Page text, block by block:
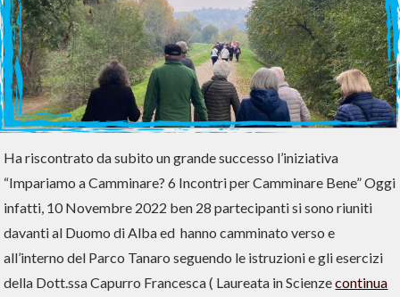
Ha riscontrato da subito un grande successo l’iniziativa
“Impariamo a Camminare? 6 Incontri per Camminare Bene” Oggi
infatti, 10 Novembre 2022 ben 28 partecipanti si sono riuniti
davanti al Duomo di Alba ed hanno camminato verso e
all’interno del Parco Tanaro seguendo le istruzioni e gli esercizi
della Dott.ssa Capurro Francesca ( Laureata in Scienzecontinua